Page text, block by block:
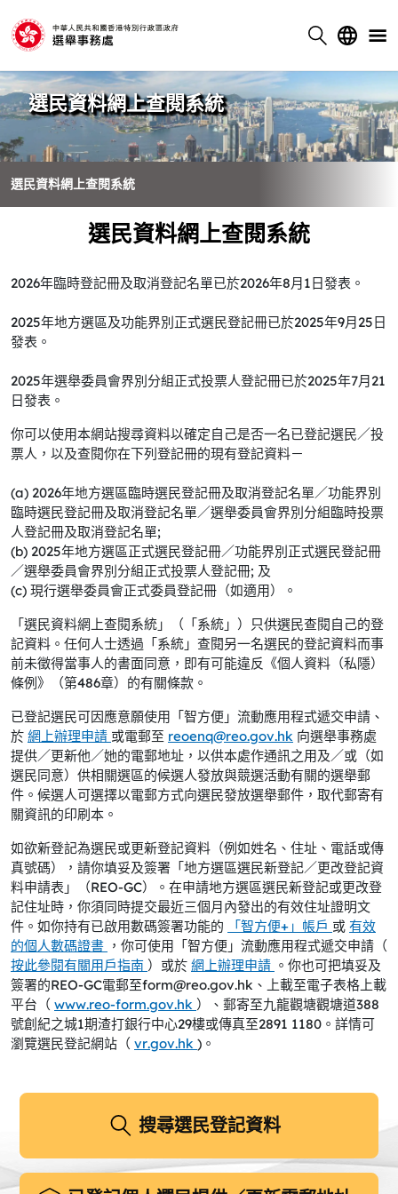
選民資料網上查閱系統
選民資料網上查閱系統
選民資料網上查閱系統
2026年臨時登記冊及取消登記名單已於2026年8月1日發表。
2025年地方選區及功能界別正式選民登記冊已於2025年9月25日
發表。
2025年選舉委員會界別分組正式投票人登記冊已於2025年7月21
日發表。
你可以使用本網站搜尋資料以確定自己是否一名已登記選民／投
票人，以及查閱你在下列登記冊的現有登記資料－
(a) 2026年地方選區臨時選民登記冊及取消登記名單／功能界別
臨時選民登記冊及取消登記名單／選舉委員會界別分組臨時投票
人登記冊及取消登記名單;
(b) 2025年地方選區正式選民登記冊／功能界別正式選民登記冊
／選舉委員會界別分組正式投票人登記冊; 及
(c) 現行選舉委員會正式委員登記冊（如適用）。
「選民資料網上查閱系統」（「系統」）只供選民查閱自己的登
記資料。任何人士透過「系統」查閱另一名選民的登記資料而事
前未徵得當事人的書面同意，即有可能違反《個人資料（私隱）
條例》（第486章）的有關條款。
已登記選民可因應意願使用「智方便」流動應用程式遞交申請、
於 網上辦理申請 或電郵至 reoenq@reo.gov.hk 向選舉事務處
提供／更新他／她的電郵地址，以供本處作通訊之用及／或（如
選民同意）供相關選區的候選人發放與競選活動有關的選舉郵
件。候選人可選擇以電郵方式向選民發放選舉郵件，取代郵寄有
關資訊的印刷本。
如欲新登記為選民或更新登記資料（例如姓名、住址、電話或傳
真號碼），請你填妥及簽署「地方選區選民新登記／更改登記資
料申請表」（REO-GC）。在申請地方選區選民新登記或更改登
記住址時，你須同時提交最近三個月內發出的有效住址證明文
件。如你持有已啟用數碼簽署功能的
「智方便+」帳戶 或 有效
的個人數碼證書 ，你可使用「智方便」流動應用程式遞交申請（
按此參閱有關用戶指南 ）或於 網上辦理申請 。你也可把填妥及
簽署的REO-GC電郵至form@reo.gov.hk、上載至電子表格上載
平台（ www.reo-form.gov.hk ）、郵寄至九龍觀塘觀塘道388
號創紀之城1期渣打銀行中心29樓或傳真至2891 1180。詳情可
瀏覽選民登記網站（ vr.gov.hk )。
搜尋選民登記資料